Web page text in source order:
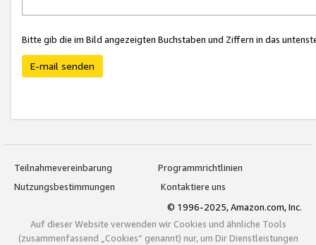
Bitte gib die im Bild angezeigten Buchstaben und Ziffern in das
E-mail senden
Teilnahmevereinbarung
Programmrichtlinien
Nutzungsbestimmungen
Kontaktiere uns
© 1996-2025, Amazon.com, Inc.
Auf dieser Website verwenden wir Cookies und ähnliche Tools
(zusammenfassend „Cookies“ genannt) nur, um Dir Dienstleistungen